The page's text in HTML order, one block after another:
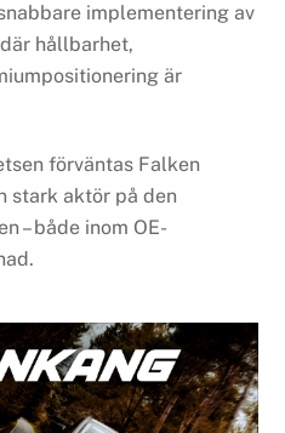
implementering av
hållbarhet,
är
förväntas Falken
stark aktör på den
– både inom OE-